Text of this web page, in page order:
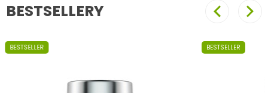
BESTSELLERY Poprzedni
BESTSELLER BESTSELLER